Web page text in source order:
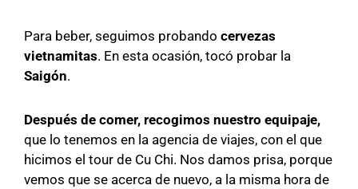
Para beber, seguimos probando cervezas
vietnamitas. En esta ocasión, tocó probar la
Saigón.
Después de comer, recogimos nuestro equipaje,
que lo tenemos en la agencia de viajes, con el que
hicimos el tour de Cu Chi. Nos damos prisa, porque
vemos que se acerca de nuevo, a la misma hora de